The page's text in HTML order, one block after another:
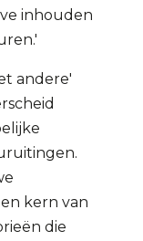
inhouden
andere'
kern van
die